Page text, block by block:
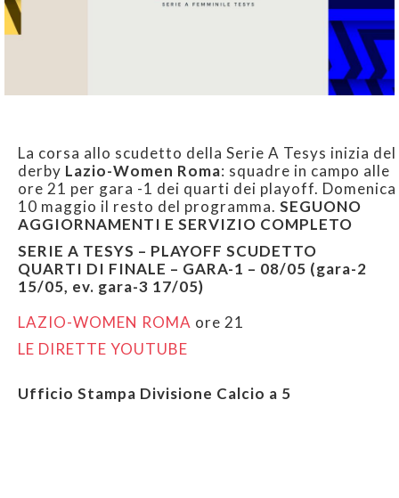
La corsa allo scudetto della Serie A Tesys inizia del
derby Lazio-Women Roma: squadre in campo alle
ore 21 per gara -1 dei quarti dei playoff. Domenica
10 maggio il resto del programma. SEGUONO
AGGIORNAMENTI E SERVIZIO COMPLETO
SERIE A TESYS – PLAYOFF SCUDETTO
QUARTI DI FINALE – GARA-1 – 08/05 (gara-2
15/05, ev. gara-3 17/05)
LAZIO-WOMEN ROMA ore 21
LE DIRETTE YOUTUBE
Ufficio Stampa Divisione Calcio a 5